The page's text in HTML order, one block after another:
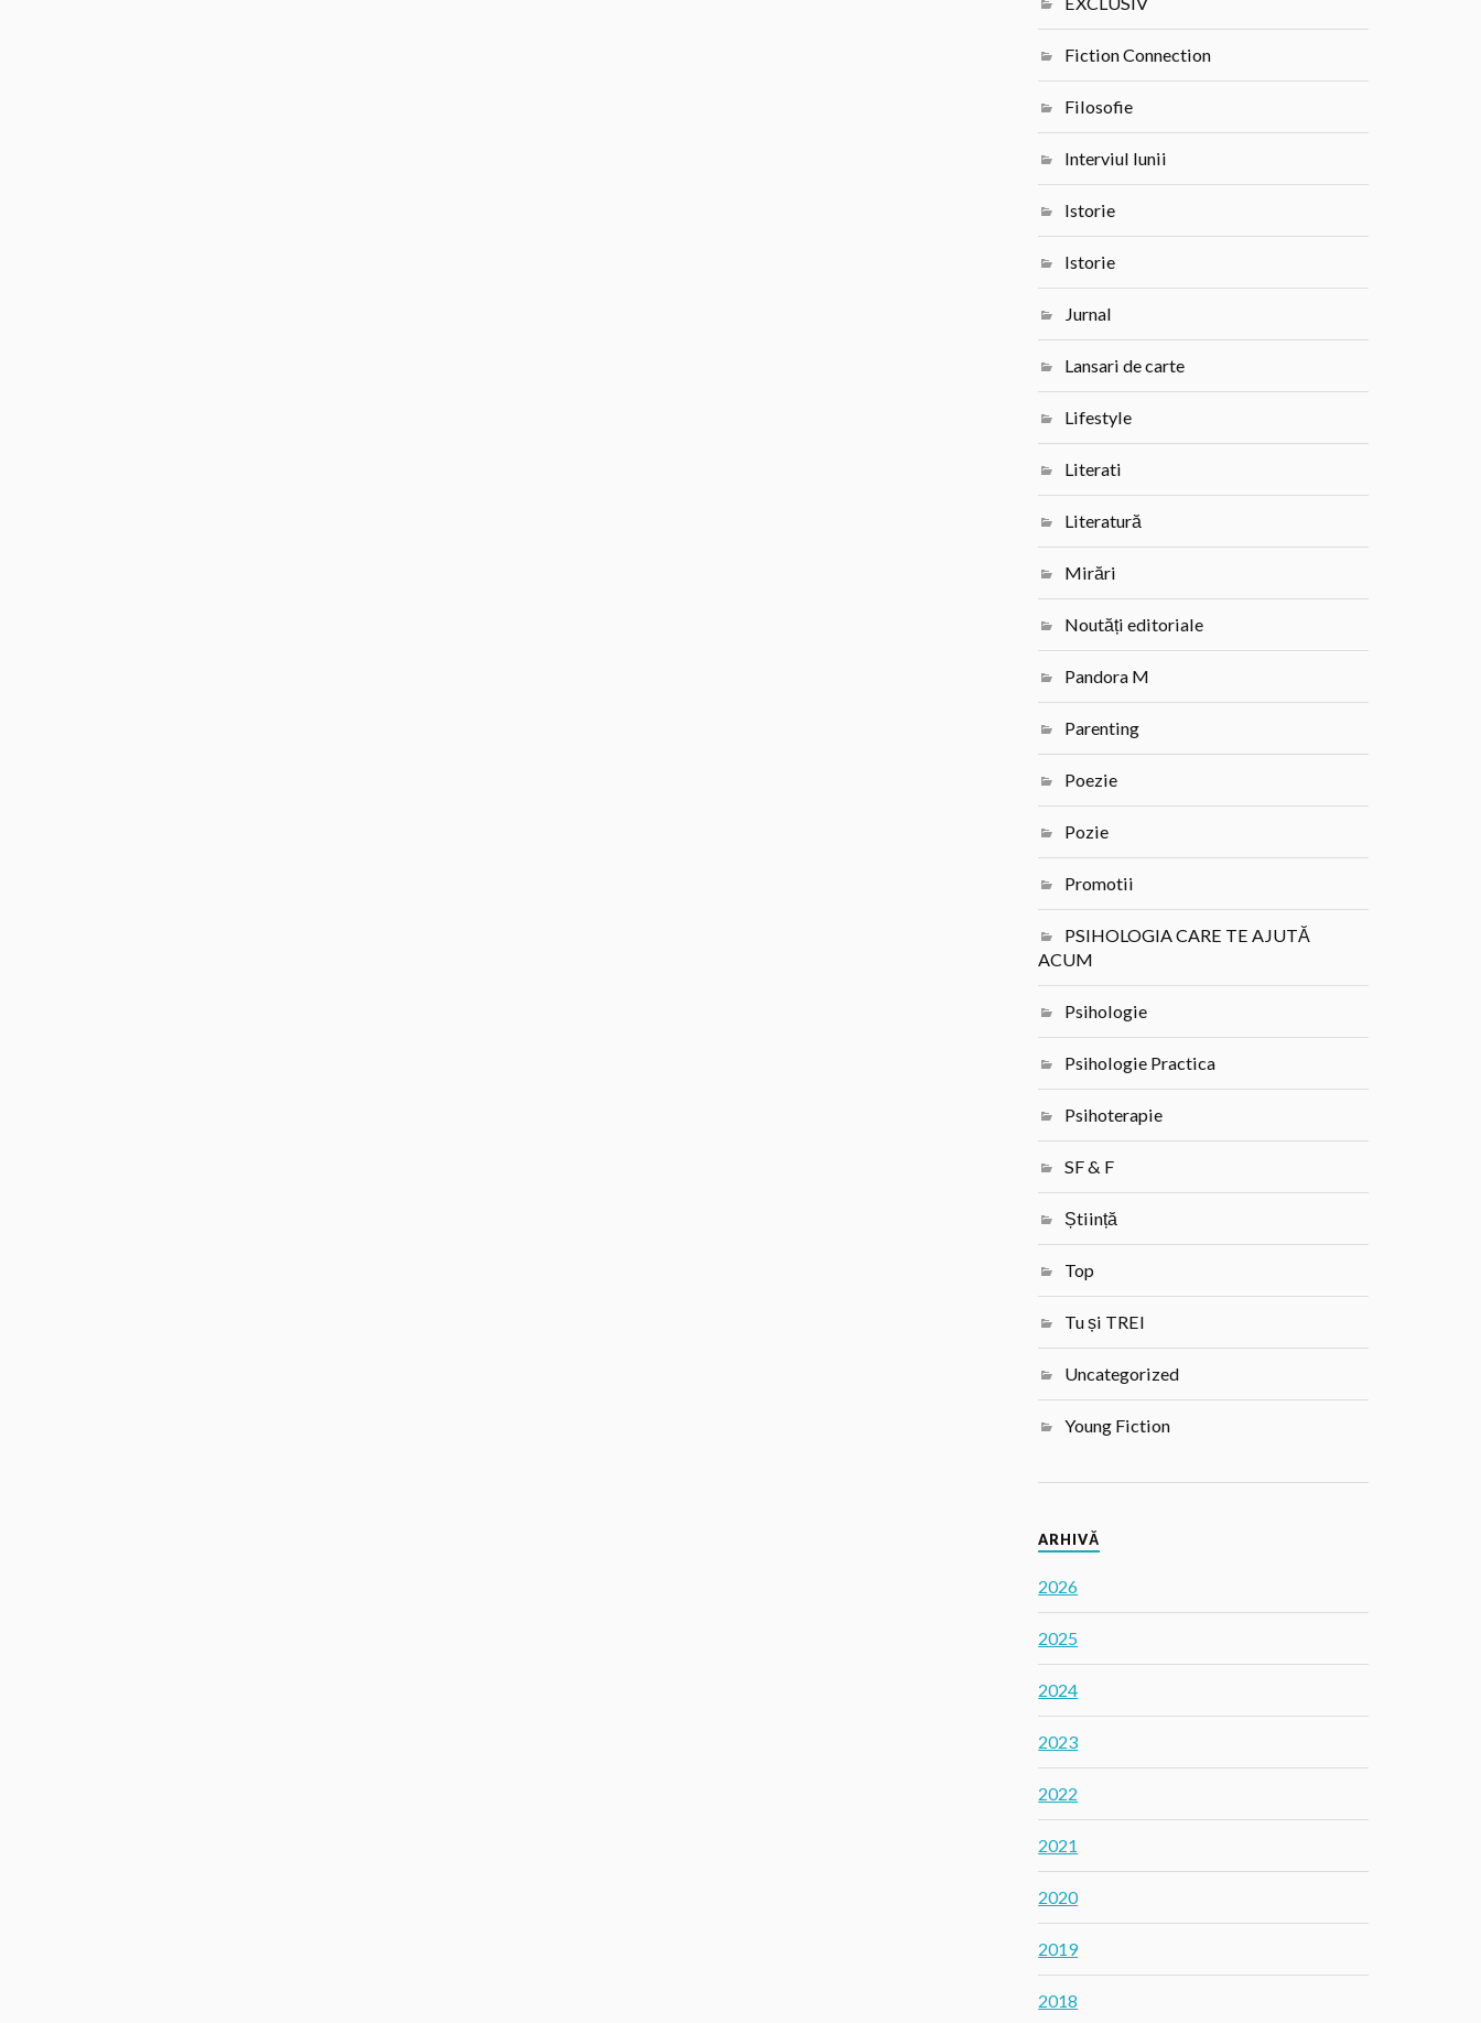
Fiction Connection
Filosofie
Interviul lunii
Istorie
Istorie
Jurnal
Lansari de carte
Lifestyle
Literati
Literatură
Mirări
Noutăți editoriale
Pandora M
Parenting
Poezie
Pozie
Promotii
PSIHOLOGIA CARE TE AJUTĂ
ACUM
Psihologie
Psihologie Practica
Psihoterapie
SF & F
Știință
Top
Tu și TREI
Uncategorized
Young Fiction
ARHIVĂ
2026
2025
2024
2023
2022
2021
2020
2019
2018